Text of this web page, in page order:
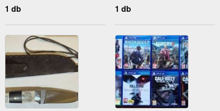
1 db 1 db